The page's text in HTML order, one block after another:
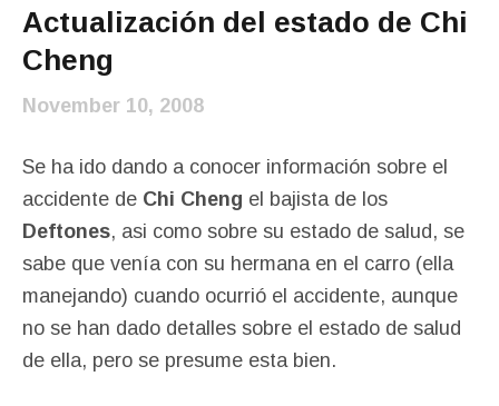
Actualización del estado de Chi
Cheng
November 10, 2008
Se ha ido dando a conocer información sobre el
accidente de Chi Cheng el bajista de los
Deftones, asi como sobre su estado de salud, se
sabe que venía con su hermana en el carro (ella
manejando) cuando ocurrió el accidente, aunque
no se han dado detalles sobre el estado de salud
de ella, pero se presume esta bien.